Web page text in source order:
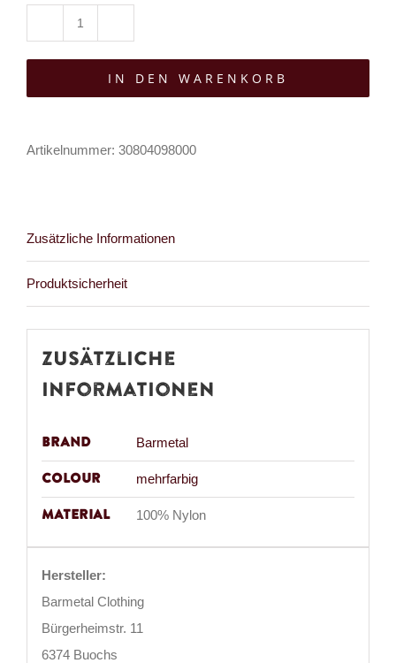
Reisetasche
IN DEN WARENKORB
Artikelnummer: 30804098000
Zusätzliche Informationen
Produktsicherheit
Zusätzliche
Informationen
Brand Barmetal
Colour mehrfarbig
Material 100% Nylon
Hersteller:
Barmetal Clothing
Bürgerheimstr. 11
6374 Buochs